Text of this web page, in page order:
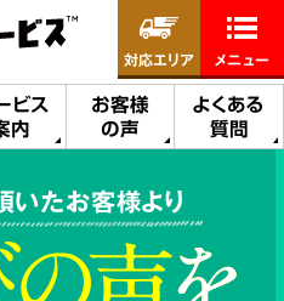
ビス
内
お客様
の声
よくある
質問
対応エリア メニュー
いたお客様より